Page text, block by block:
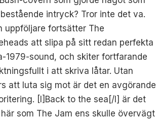
intryck? Tror inte det va.
uppföljare fortsätter The
att slipa på sitt redan perfekta
1979-sound, och skiter fortfarande
i att skriva låtar. Utan
att luta sig mot är det en avgörande
[I]Back to the sea[/I] är det
som The Jam ens skulle övervägt